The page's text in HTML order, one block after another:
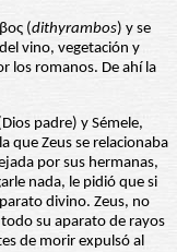
(dithyrambos) y se
vino, vegetación y
los romanos. De ahí la
padre) y Sémele,
que Zeus se relacionaba
por sus hermanas,
nada, le pidió que si
divino. Zeus, no
su aparato de rayos
de morir expulsó al